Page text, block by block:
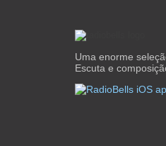
Uma enorme
Escuta e